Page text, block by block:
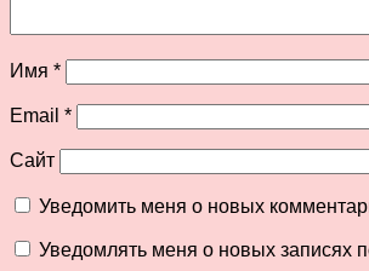
Имя *
Email *
Сайт
Уведомить меня о новых
Уведомлять меня о новых записях